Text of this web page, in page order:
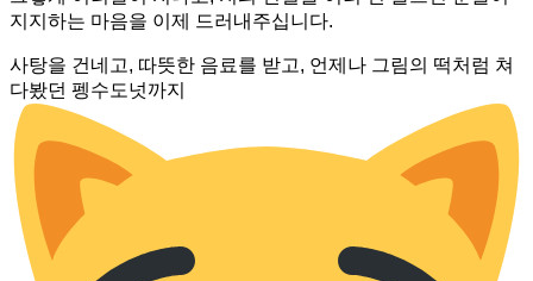
지지하는 마음을 이제 드러내주십니다.
사탕을 건네고, 따뜻한 음료를 받고, 언제나 그림의 떡처럼 쳐
다봤던 펭수도넛까지